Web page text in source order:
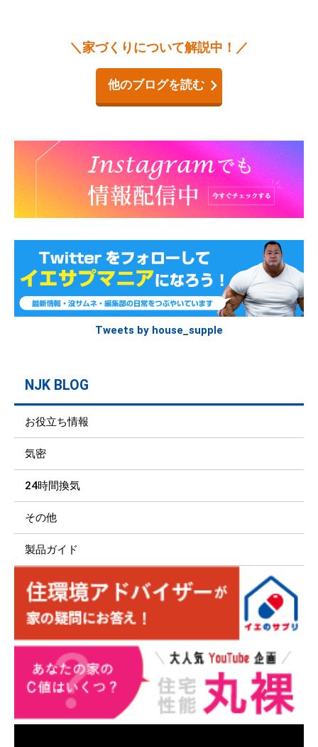
＼家づくりについて解説中！／
他のブログを読む
Tweets by house_supple
NJK BLOG
お役立ち情報
気密
24時間換気
その他
製品ガイド